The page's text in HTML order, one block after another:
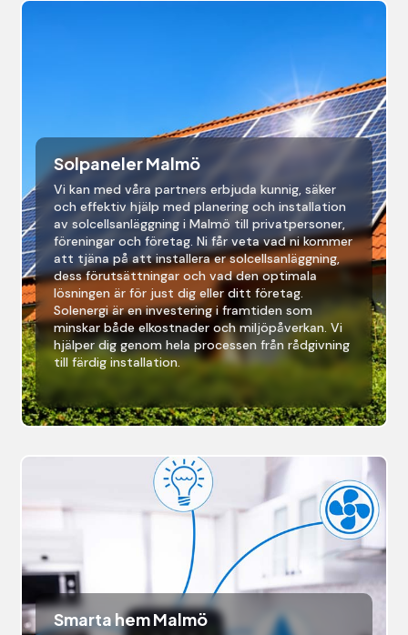
Solpaneler Malmö
Vi kan med våra partners erbjuda kunnig, säker
och effektiv hjälp med planering och installation
av solcellsanläggning i Malmö till privatpersoner,
föreningar och företag. Ni får veta vad ni kommer
att tjäna på att installera er solcellsanläggning,
dess förutsättningar och vad den optimala
lösningen är för just dig eller ditt företag.
Solenergi är en investering i framtiden som
minskar både elkostnader och miljöpåverkan. Vi
hjälper dig genom hela processen från rådgivning
till färdig installation.
Smarta hem Malmö